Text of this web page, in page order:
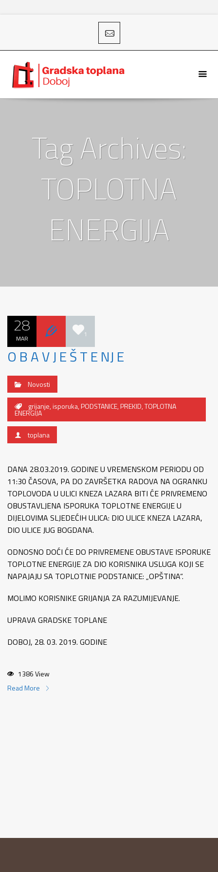
Tag Archives:
TOPLOTNA
ENERGIJA
28
MAR 1
O B A V J E Š T E NJ E
Novosti
grijanje,isporuka,PODSTANICE,PREKID,TOPLOTNA
ENERGIJA
toplana
DANA 28.03.2019. GODINE U VREMENSKOM PERIODU OD
11:30 ČASOVA, PA DO ZAVRŠETKA RADOVA NA OGRANKU
TOPLOVODA U ULICI KNEZA LAZARA BITI ĆE PRIVREMENO
OBUSTAVLJENA ISPORUKA TOPLOTNE ENERGIJE U
DIJELOVIMA SLJEDEĆIH ULICA: DIO ULICE KNEZA LAZARA,
DIO ULICE JUG BOGDANA.
ODNOSNO DOĆI ĆE DO PRIVREMENE OBUSTAVE ISPORUKE
TOPLOTNE ENERGIJE ZA DIO KORISNIKA USLUGA KOJI SE
NAPAJAJU SA TOPLOTNIE PODSTANICE: „OPŠTINA“.
MOLIMO KORISNIKE GRIJANJA ZA RAZUMIJEVANJE.
UPRAVA GRADSKE TOPLANE
DOBOJ, 28. 03. 2019. GODINE
1386 View
Read More